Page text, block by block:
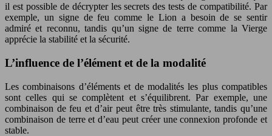
il est possible de décrypter les secrets des tests de compatibilité. Par
exemple, un signe de feu comme le Lion a besoin de se sentir
admiré et reconnu, tandis qu’un signe de terre comme la Vierge
apprécie la stabilité et la sécurité.
L’influence de l’élément et de la modalité
Les combinaisons d’éléments et de modalités les plus compatibles
sont celles qui se complètent et s’équilibrent. Par exemple, une
combinaison de feu et d’air peut être très stimulante, tandis qu’une
combinaison de terre et d’eau peut créer une connexion profonde et
stable.